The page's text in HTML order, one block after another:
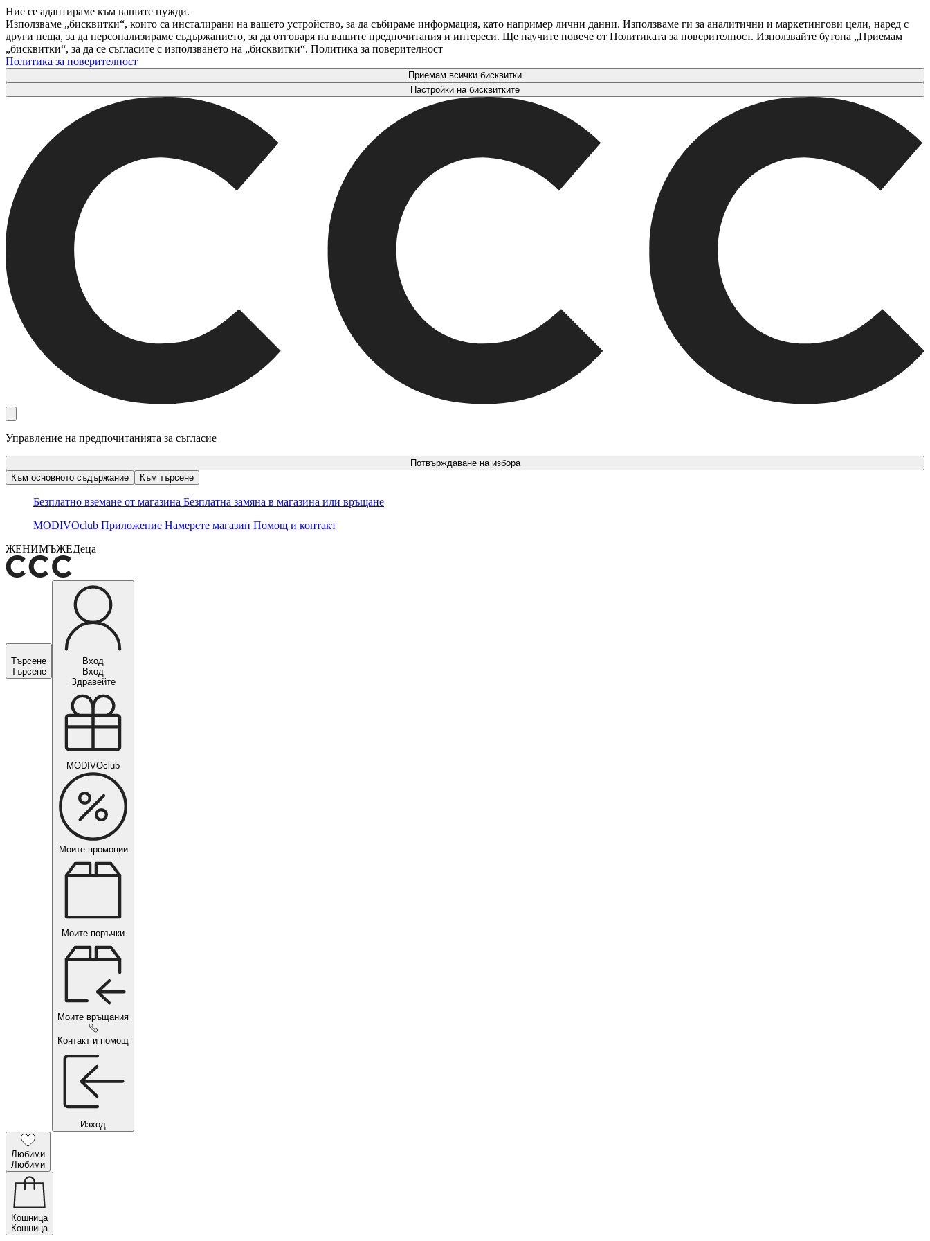
Ние се адаптираме към вашите нужди.
Използваме „бисквитки“, които са инсталирани на вашето устройство, за да събираме информация, като например лични данни. Използваме ги за аналитични и маркетингови цели, наред с
други неща, за да персонализираме съдържанието, за да отговаря на вашите предпочитания и интереси. Ще научите повече от Политиката за поверителност. Използвайте бутона „Приемам
„бисквитки“, за да се съгласите с използването на „бисквитки“. Политика за поверителност
Политика за поверителност
Приемам всички бисквитки
Настройки на бисквитките
Управление на предпочитанията за съгласие
Потвърждаване на избора
Към основното съдържание
Към търсене
Безплатно вземане от магазина Безплатна замяна в магазина или връщане
MODIVOclub Приложение Намерете магазин Помощ и контакт
ЖЕНИМЪЖЕДеца
Търсене
Търсене
Вход
Вход
Здравейте
MODIVOclub
Моите промоции
Моите поръчки
Моите връщания
Контакт и помощ
Изход
Любими
Любими
Кошница
Кошница